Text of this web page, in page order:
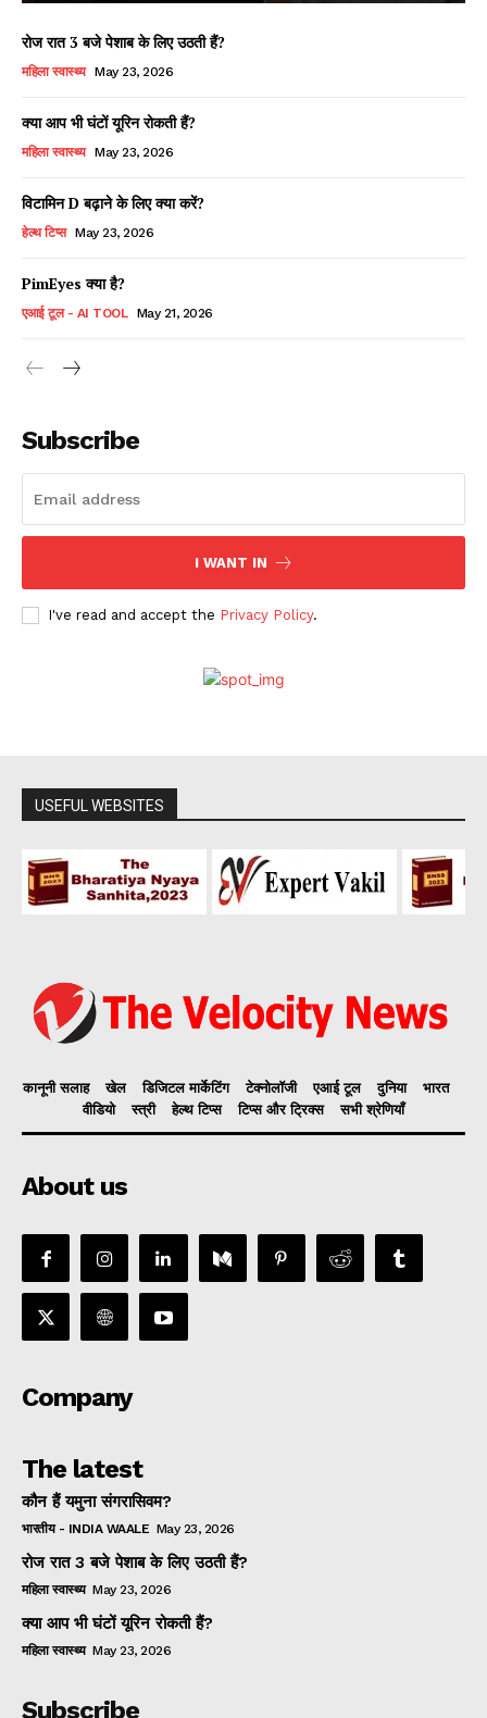
रोज रात 3 बजे पेशाब के लिए उठती हैं?
महिला स्वास्थ्य May 23, 2026
क्या आप भी घंटों यूरिन रोकती हैं?
महिला स्वास्थ्य May 23, 2026
विटामिन D बढ़ाने के लिए क्या करें?
हेल्थ टिप्स May 23, 2026
PimEyes क्या है?
एआई टूल - AI TOOL May 21, 2026
Subscribe
I WANT IN
I've read and accept the Privacy Policy.
USEFUL WEBSITES
कानूनी सलाह खेल डिजिटल मार्केटिंग टेक्नोलॉजी एआई टूल दुनिया
भारत
वीडियो
स्त्री हेल्थ टिप्स टिप्स और ट्रिक्स सभी श्रेणियाँ
About us
Company
The latest
कौन हैं यमुना संगरासिवम?
भारतीय - INDIA WAALE May 23, 2026
रोज रात 3 बजे पेशाब के लिए उठती हैं?
महिला स्वास्थ्य May 23, 2026
क्या आप भी घंटों यूरिन रोकती हैं?
महिला स्वास्थ्य May 23, 2026
Subscribe